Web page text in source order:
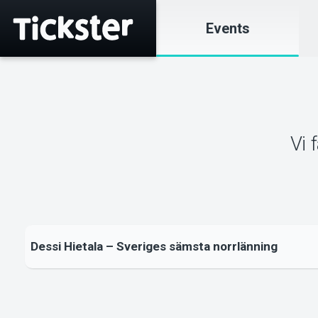
Events
Vi
Dessi Hietala – Sveriges sämsta norrlänning